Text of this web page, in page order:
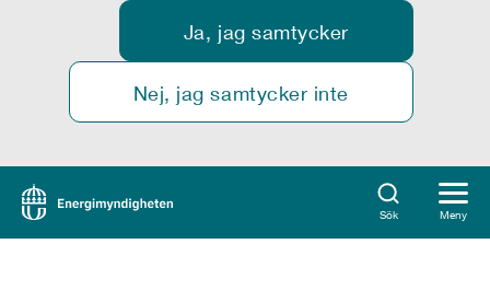
Ja, jag samtycker
Nej, jag samtycker inte
Sök Meny